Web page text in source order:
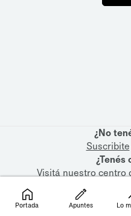
¿No
Suscribite
¿Tenés
Visitá nuestrocentro
Portada Apuntes Lo